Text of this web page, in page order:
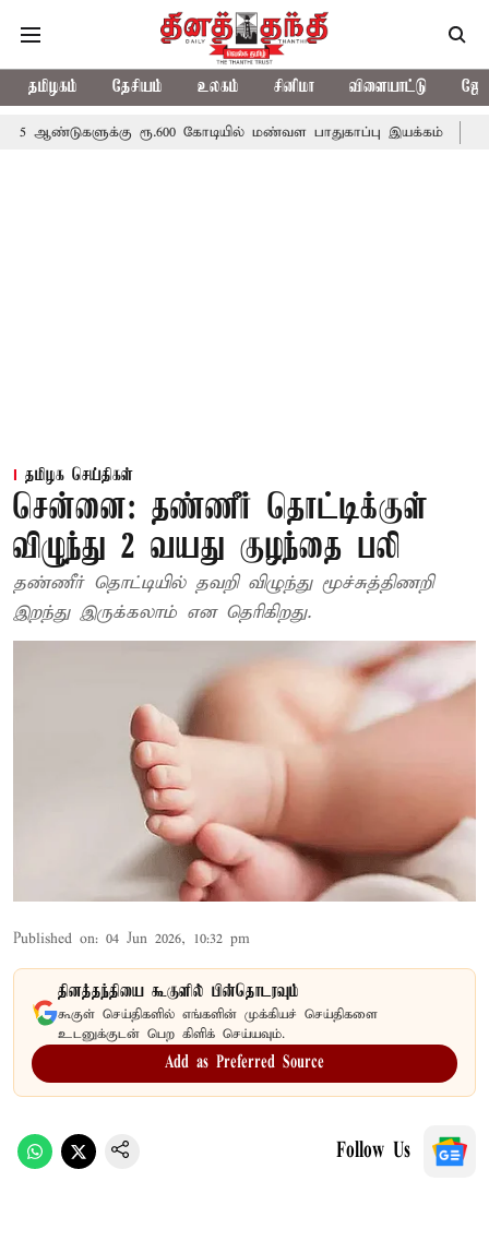
தமிழகம் தேசியம் உலகம் சினிமா விளையாட்டு
ரூ.600 கோடியில் மண்வள பாதுகாப்பு இயக்கம்
தமிழக செய்திகள்
சென்னை: தண்ணீர் தொட்டிக்குள்
விழுந்து 2 வயது குழந்தை பலி
தண்ணீர் தொட்டியில் தவறி விழுந்து மூச்சுத்திணறி
இறந்து இருக்கலாம் என தெரிகிறது.
Published on: 04 Jun 2026, 10:32 pm
தினத்தந்தியை கூகுளில் பின்தொடரவும்
கூகுள் செய்திகளில் எங்களின் முக்கியச் செய்திகளை
உடனுக்குடன் பெற கிளிக் செய்யவும்.
Add as Preferred Source
Follow Us